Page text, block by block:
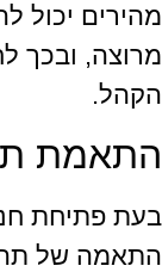
מהירים יכול
מרוצה, ובכך
הקהל.
התאמת
בעת פתיחת
התאמה של